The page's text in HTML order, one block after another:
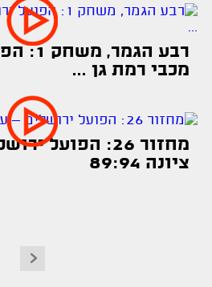
רבע
מכבי רמת גן ...
מחזור 26: הפועל
ציונה 89:94